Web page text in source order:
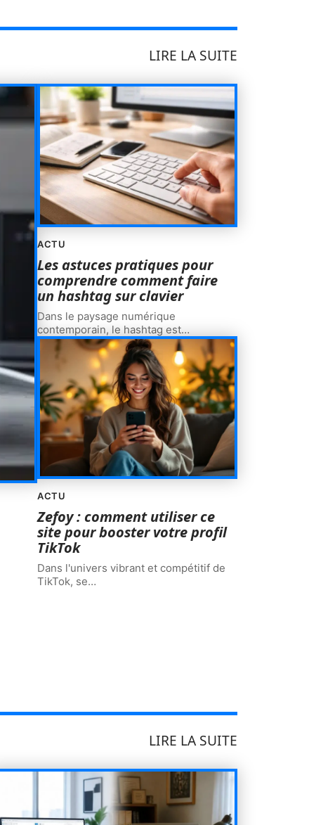
LIRE LA SUITE
ACTU
Les astuces pratiques pour
comprendre comment faire
un hashtag sur clavier
Dans le paysage numérique
contemporain, le hashtag est…
ACTU
Zefoy : comment utiliser ce
site pour booster votre profil
TikTok
Dans l'univers vibrant et compétitif de
TikTok, se…
LIRE LA SUITE